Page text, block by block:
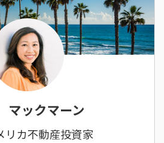
ックマーン
リカ不動産投資家